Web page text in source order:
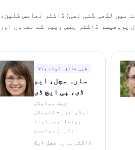
میں لکھی گئی تھی: ڈاکٹر تھامس
پروفیسر ڈاکٹر ہنس ویبر کے تعاون
طبی جائزہ لینے والا
سارہ مچل، ایم
ڈی، پی ایچ ڈی
چیف میڈیکل
ایڈوائزر - کلینکل
پیتھالوجی اینڈ
انٹرنل میڈیسن
ڈاکٹر سارہ مچل ایک